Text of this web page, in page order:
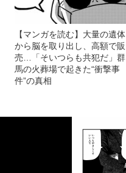
【マンガを読む】大量の遺体
から脳を取り出し、高額で販
売…「そいつらも共犯だ」群
馬の火葬場で起きた“衝撃事
件”の真相